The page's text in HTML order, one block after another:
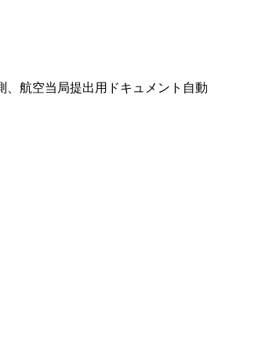
航空当局提出用ドキュメント自動